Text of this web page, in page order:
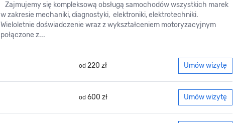
Zajmujemy się kompleksową obsługą samochodów wszystkich marek
w zakresie mechaniki, diagnostyki, elektroniki, elektrotechniki.
Wieloletnie doświadczenie wraz z wykształceniem motoryzacyjnym
połączone z...
od 220 zł Umów wizytę
od 600 zł Umów wizytę